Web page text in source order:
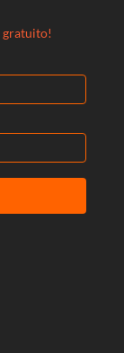
gratuito!